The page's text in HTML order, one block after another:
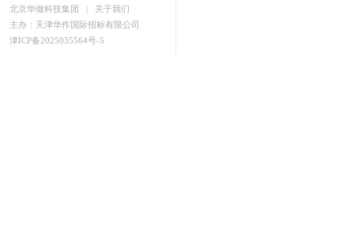
北京华做科技集团 |
关于我们
主办：天津华作国际招标有限公司
津ICP备2025035564号-5